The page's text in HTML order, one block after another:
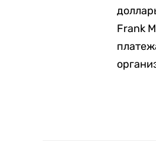
Frank